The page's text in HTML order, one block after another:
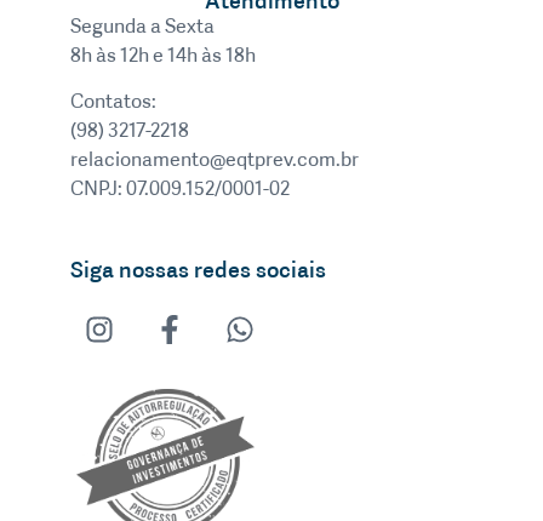
Segunda a Sexta
8h às 12h e 14h às 18h
Contatos:
(98) 3217-2218
relacionamento@eqtprev.com.br
CNPJ: 07.009.152/0001-02
Siga nossas redes sociais